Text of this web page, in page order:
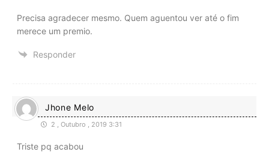
Precisa agradecer mesmo. Quem aguentou ver até o fim
merece um premio.
Responder
Jhone Melo
2 , Outubro , 2019 3:31
Triste pq acabou